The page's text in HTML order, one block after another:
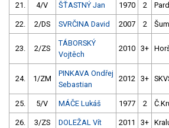
21. 4/V ŠŤASTNÝ Jan 1970 2
22. 2/DS SVRČINA David 2007 2
23. 2/ZS
TÁBORSKÝ
Vojtěch
2010 3+
24. 1/ZM
PINKAVA Ondřej
Sebastian
2012 3+
25. 5/V MÁČE Lukáš 1977 2
26. 3/ZS DOLEŽAL Vít 2011 3+